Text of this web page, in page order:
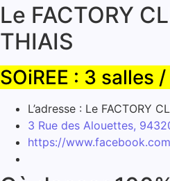
Le FACTORY
THIAIS
SOiREE : 3 salles
L’adresse : Le FACTORY
3 Rue des Alouettes,
https://